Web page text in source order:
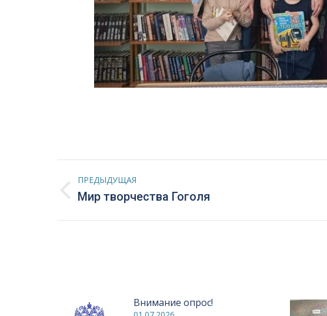
Навигация
по
записям
ПРЕДЫДУЩАЯ
Предыдущая
запись:
Мир творчества Гоголя
Внимание опрос!